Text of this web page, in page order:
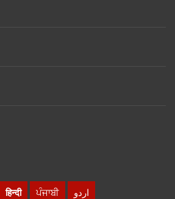
हिन्दी ਪੰਜਾਬੀ اردو